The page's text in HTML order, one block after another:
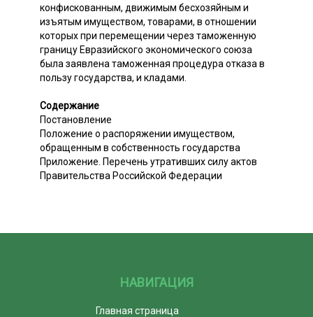
конфискованным, движимым бесхозяйным и
изъятым имуществом, товарами, в отношении
которых при перемещении через таможенную
границу Евразийского экономического союза
была заявлена таможенная процедура отказа в
пользу государства, и кладами.
Содержание
Постановление
Положение о распоряжении имуществом,
обращенным в собственность государства
Приложение. Перечень утративших силу актов
Правительства Российской Федерации
НАВИГАЦИЯ
Главная страница